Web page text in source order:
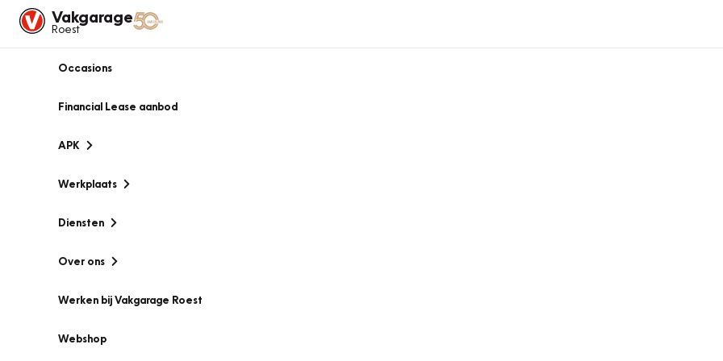
Vakgarage
Roest
Occasions
Financial Lease aanbod
APK
Werkplaats
Diensten
Over ons
Werken bij Vakgarage Roest
Webshop